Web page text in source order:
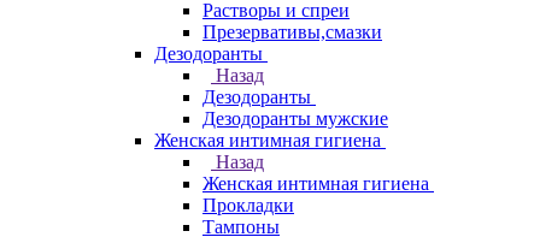
Растворы и спреи
Презервативы,смазки
Дезодоранты
Назад
Дезодоранты
Дезодоранты мужские
Женская интимная гигиена
Назад
Женская интимная гигиена
Прокладки
Тампоны